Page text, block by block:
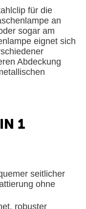
für die
an
sogar am
eignet sich
Abdeckung
1
seitlicher
ohne
robuster